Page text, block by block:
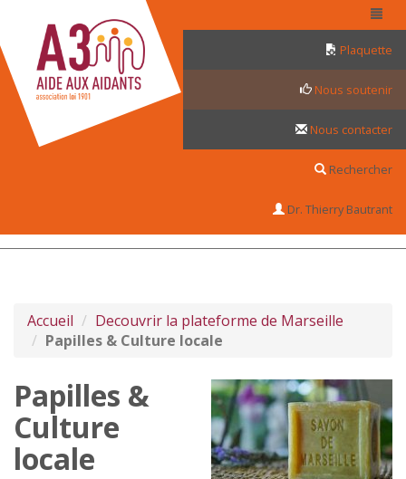
Plaquette
Nous soutenir
Nous contacter
Rechercher
Dr. Thierry Bautrant
Accueil
Decouvrir la plateforme de Marseille
Papilles & Culture locale
Papilles &
Culture
locale
Panneau de gestion des cookies